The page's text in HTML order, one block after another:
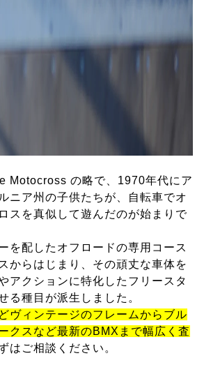
Motocross の略で、1970年代にア
ニア州の子供たちが、自転車でオ
スを真似して遊んだのが始まりで
を配したオフロードの専用コース
からはじまり、その頑丈な車体を
アクションに特化したフリースタ
る種目が派生しました。
ヴィンテージのフレームからブル
クスなど最新のBMXまで幅広く査
はご相談ください。